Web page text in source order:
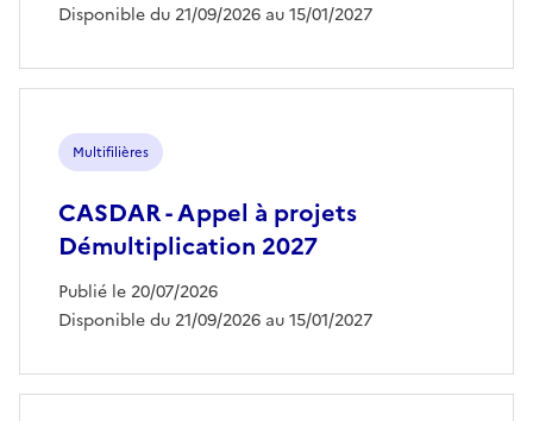
Disponible du 21/09/2026 au 15/01/2027
Multifilières
CASDAR - Appel à projets
Démultiplication 2027
Publié le 20/07/2026
Disponible du 21/09/2026 au 15/01/2027